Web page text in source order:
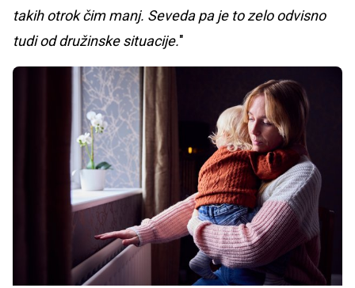
takih otrok čim manj. Seveda pa je to zelo odvisno
tudi od družinske situacije."